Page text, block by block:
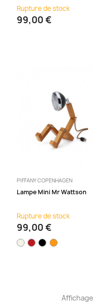
Rupture de stock
99,00 €
PIFFANY COPENHAGEN
Lampe Mini Mr Wattson
Rupture de stock
99,00 €